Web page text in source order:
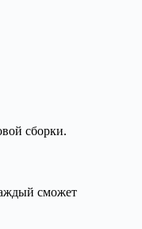
сборки.
сможет